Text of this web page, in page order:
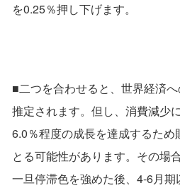
を0.25％押し下げます。
■二つを合わせると、世界経済
推定されます。但し、消費減少
6.0％程度の成長を達成するた
とる可能性があります。その場
一旦停滞色を強めた後、4-6月